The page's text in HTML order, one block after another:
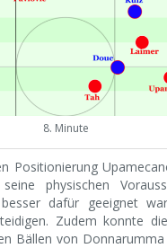
8. Minute
Positionierung
physischen
besser dafür geeignet
Zudem konnte
Bällen von